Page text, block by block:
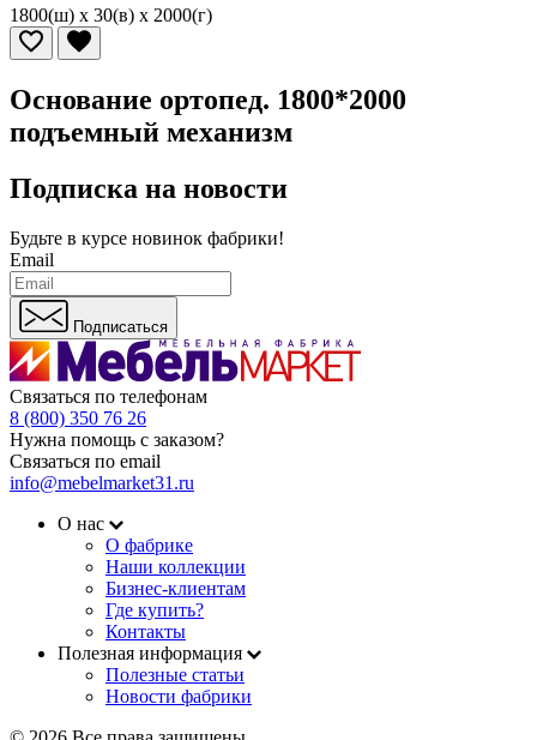
1800(ш) x 30(в) x 2000(г)
Основание ортопед. 1800*2000
подъемный механизм
Подписка на новости
Будьте в курсе новинок фабрики!
Email
Подписаться
Связаться по телефонам
8 (800) 350 76 26
Нужна помощь с заказом?
Связаться по email
info@mebelmarket31.ru
О нас
О фабрике
Наши коллекции
Бизнес-клиентам
Где купить?
Контакты
Полезная информация
Полезные статьи
Новости фабрики